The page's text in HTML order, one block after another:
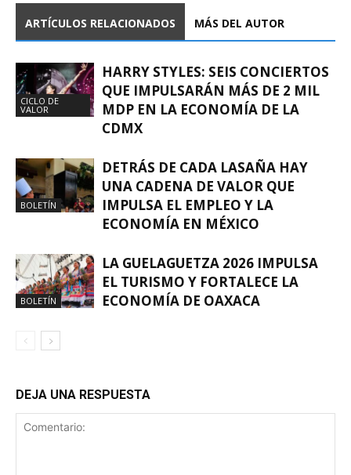
ARTÍCULOS RELACIONADOS MÁS DEL AUTOR
CICLO DE
VALOR
HARRY STYLES: SEIS CONCIERTOS
QUE IMPULSARÁN MÁS DE 2 MIL
MDP EN LA ECONOMÍA DE LA
CDMX
BOLETÍN
DETRÁS DE CADA LASAÑA HAY
UNA CADENA DE VALOR QUE
IMPULSA EL EMPLEO Y LA
ECONOMÍA EN MÉXICO
BOLETÍN
LA GUELAGUETZA 2026 IMPULSA
EL TURISMO Y FORTALECE LA
ECONOMÍA DE OAXACA
DEJA UNA RESPUESTA